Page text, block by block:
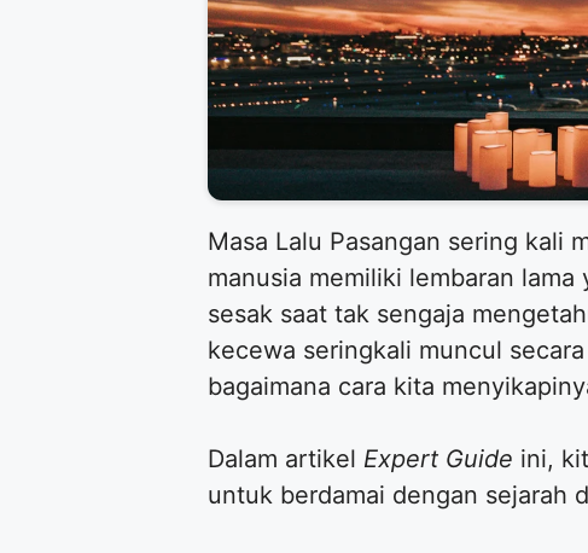
Masa Lalu Pasangan sering kali
manusia memiliki lembaran
sesak saat tak sengaja
kecewa seringkali muncul
bagaimana cara kita
Dalam artikel Expert Guide ini,
untuk berdamai dengan sejarah